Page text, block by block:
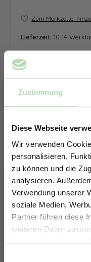
Zustimmung
Diese Webseite
Wir verwenden
personalisieren,
zu können und die
analysieren.
Verwendung unserer
soziale Medien,
Partner führen diese
weiteren Daten
haben oder die sie im
Zum Merkzettel
Lieferzeit: 10-14